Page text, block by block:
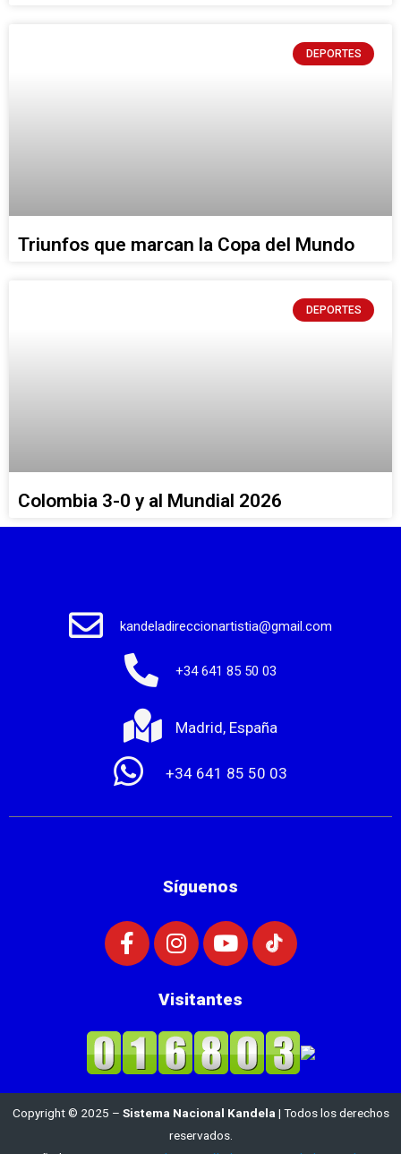
DEPORTES
Triunfos que marcan la Copa del Mundo
DEPORTES
Colombia 3-0 y al Mundial 2026
kandeladireccionartistia@gmail.com
+34 641 85 50 03
Madrid, España
+34 641 85 50 03
Síguenos
Visitantes
Copyright © 2025 – Sistema Nacional Kandela | Todos los derechos
reservados.